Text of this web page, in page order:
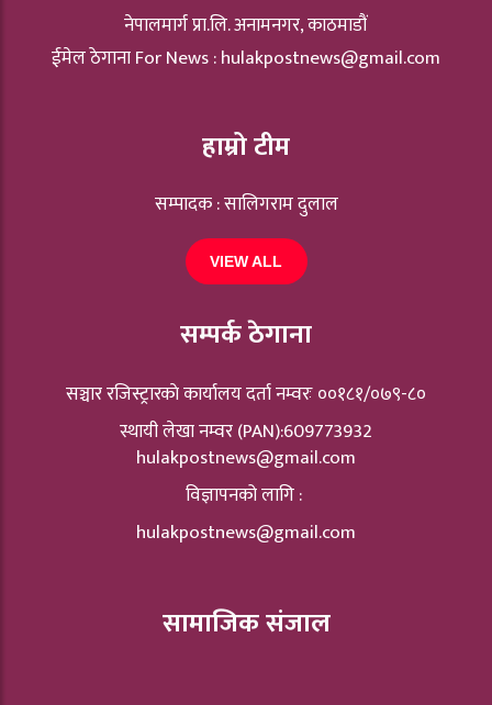
नेपालमार्ग प्रा.लि. अनामनगर, काठमाडौं
ईमेल ठेगाना For News :hulakpostnews@gmail.com
हाम्रो टीम
सम्पादक : सालिगराम दुलाल
VIEW ALL
सम्पर्क ठेगाना
सञ्चार रजिस्ट्रारकाे कार्यालय दर्ता नम्वरः ००१८१/०७९-८०
स्थायी लेखा नम्वर (PAN):609773932
hulakpostnews@gmail.com
विज्ञापनको लागि :
hulakpostnews@gmail.com
सामाजिक संजाल